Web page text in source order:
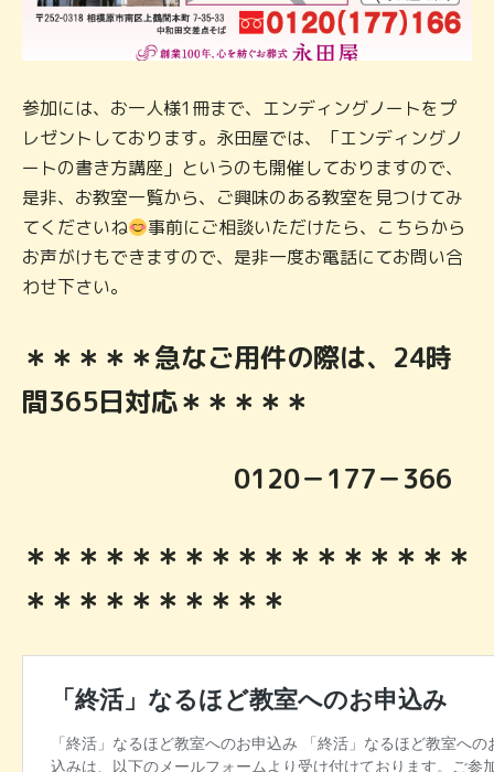
参加には、お一人様1冊まで、エンディングノートをプ
レゼントしております。永田屋では、「エンディングノ
ートの書き方講座」というのも開催しておりますので、
是非、お教室一覧から、ご興味のある教室を見つけてみ
てくださいね
事前にご相談いただけたら、こちらから
お声がけもできますので、是非一度お電話にてお問い合
わせ下さい。
＊＊＊＊＊急なご用件の際は、24時
間365日対応＊＊＊＊＊
0120－177－366
＊＊＊＊＊＊＊＊＊＊＊＊＊＊＊＊＊
＊＊＊＊＊＊＊＊＊＊